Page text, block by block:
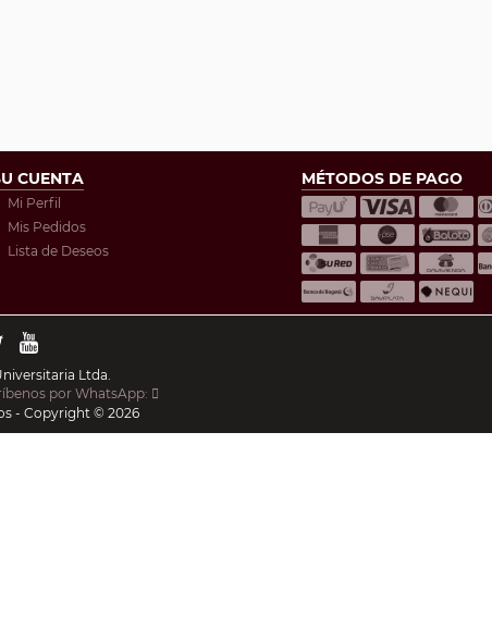
CUENTA
Mi Perfil
Mis Pedidos
Lista de Deseos
MÉTODOS DE PAGO
Ltda.
por WhatsApp:
- Copyright © 2026